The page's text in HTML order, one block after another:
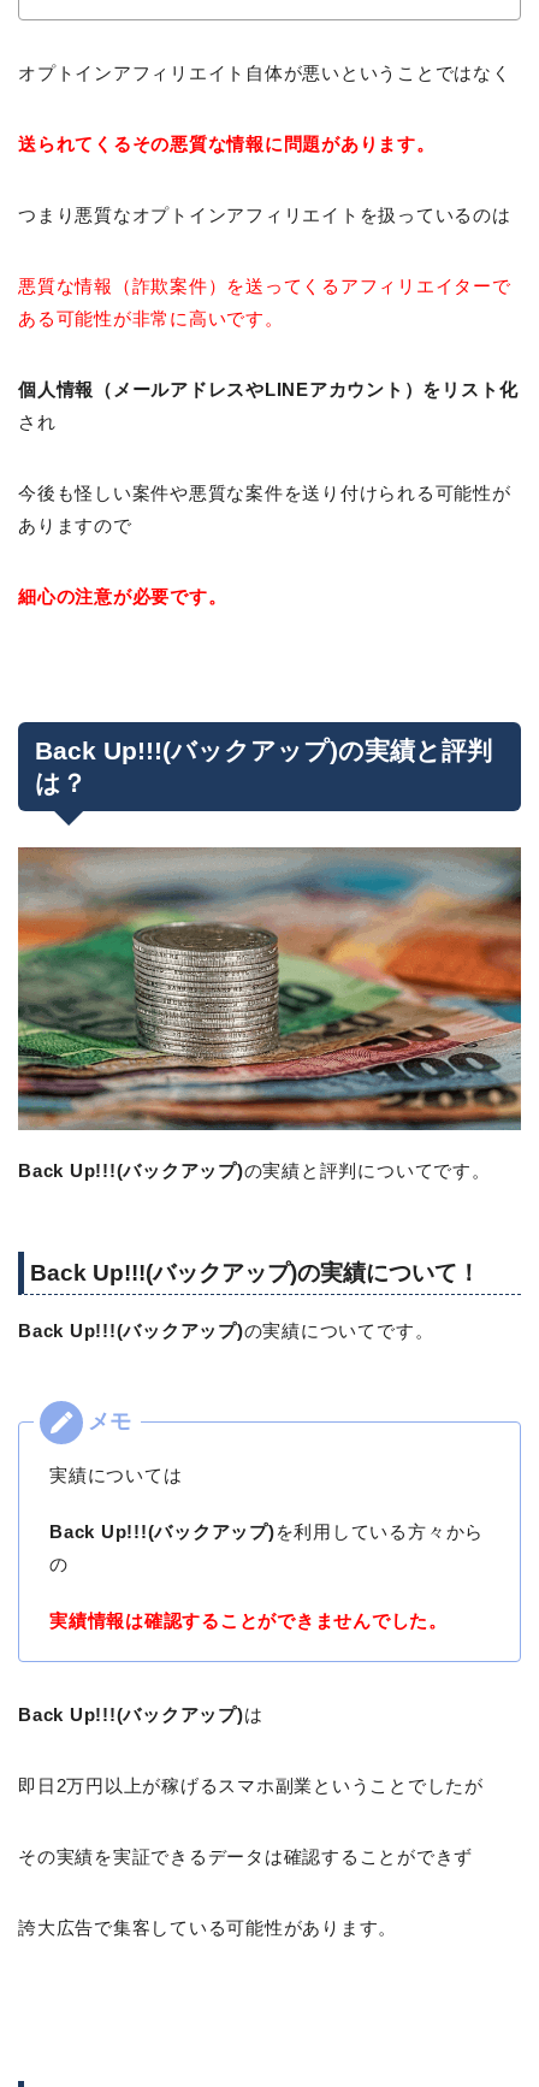
オプトインアフィリエイト自体が悪いということではなく
送られてくるその悪質な情報に問題があります。
つまり悪質なオプトインアフィリエイトを扱っているのは
悪質な情報（詐欺案件）を送ってくるアフィリエイターで
ある可能性が非常に高いです。
個人情報（メールアドレスやLINEアカウント）をリスト化
され
今後も怪しい案件や悪質な案件を送り付けられる可能性が
ありますので
細心の注意が必要です。
Back Up!!!(バックアップ)の実績と評判
は？
Back Up!!!(バックアップ)の実績と評判についてです。
Back Up!!!(バックアップ)の実績について！
Back Up!!!(バックアップ)の実績についてです。
実績については
Back Up!!!(バックアップ)を利用している方々から
の
実績情報は確認することができませんでした。
Back Up!!!(バックアップ)は
即日2万円以上が稼げるスマホ副業ということでしたが
その実績を実証できるデータは確認することができず
誇大広告で集客している可能性があります。